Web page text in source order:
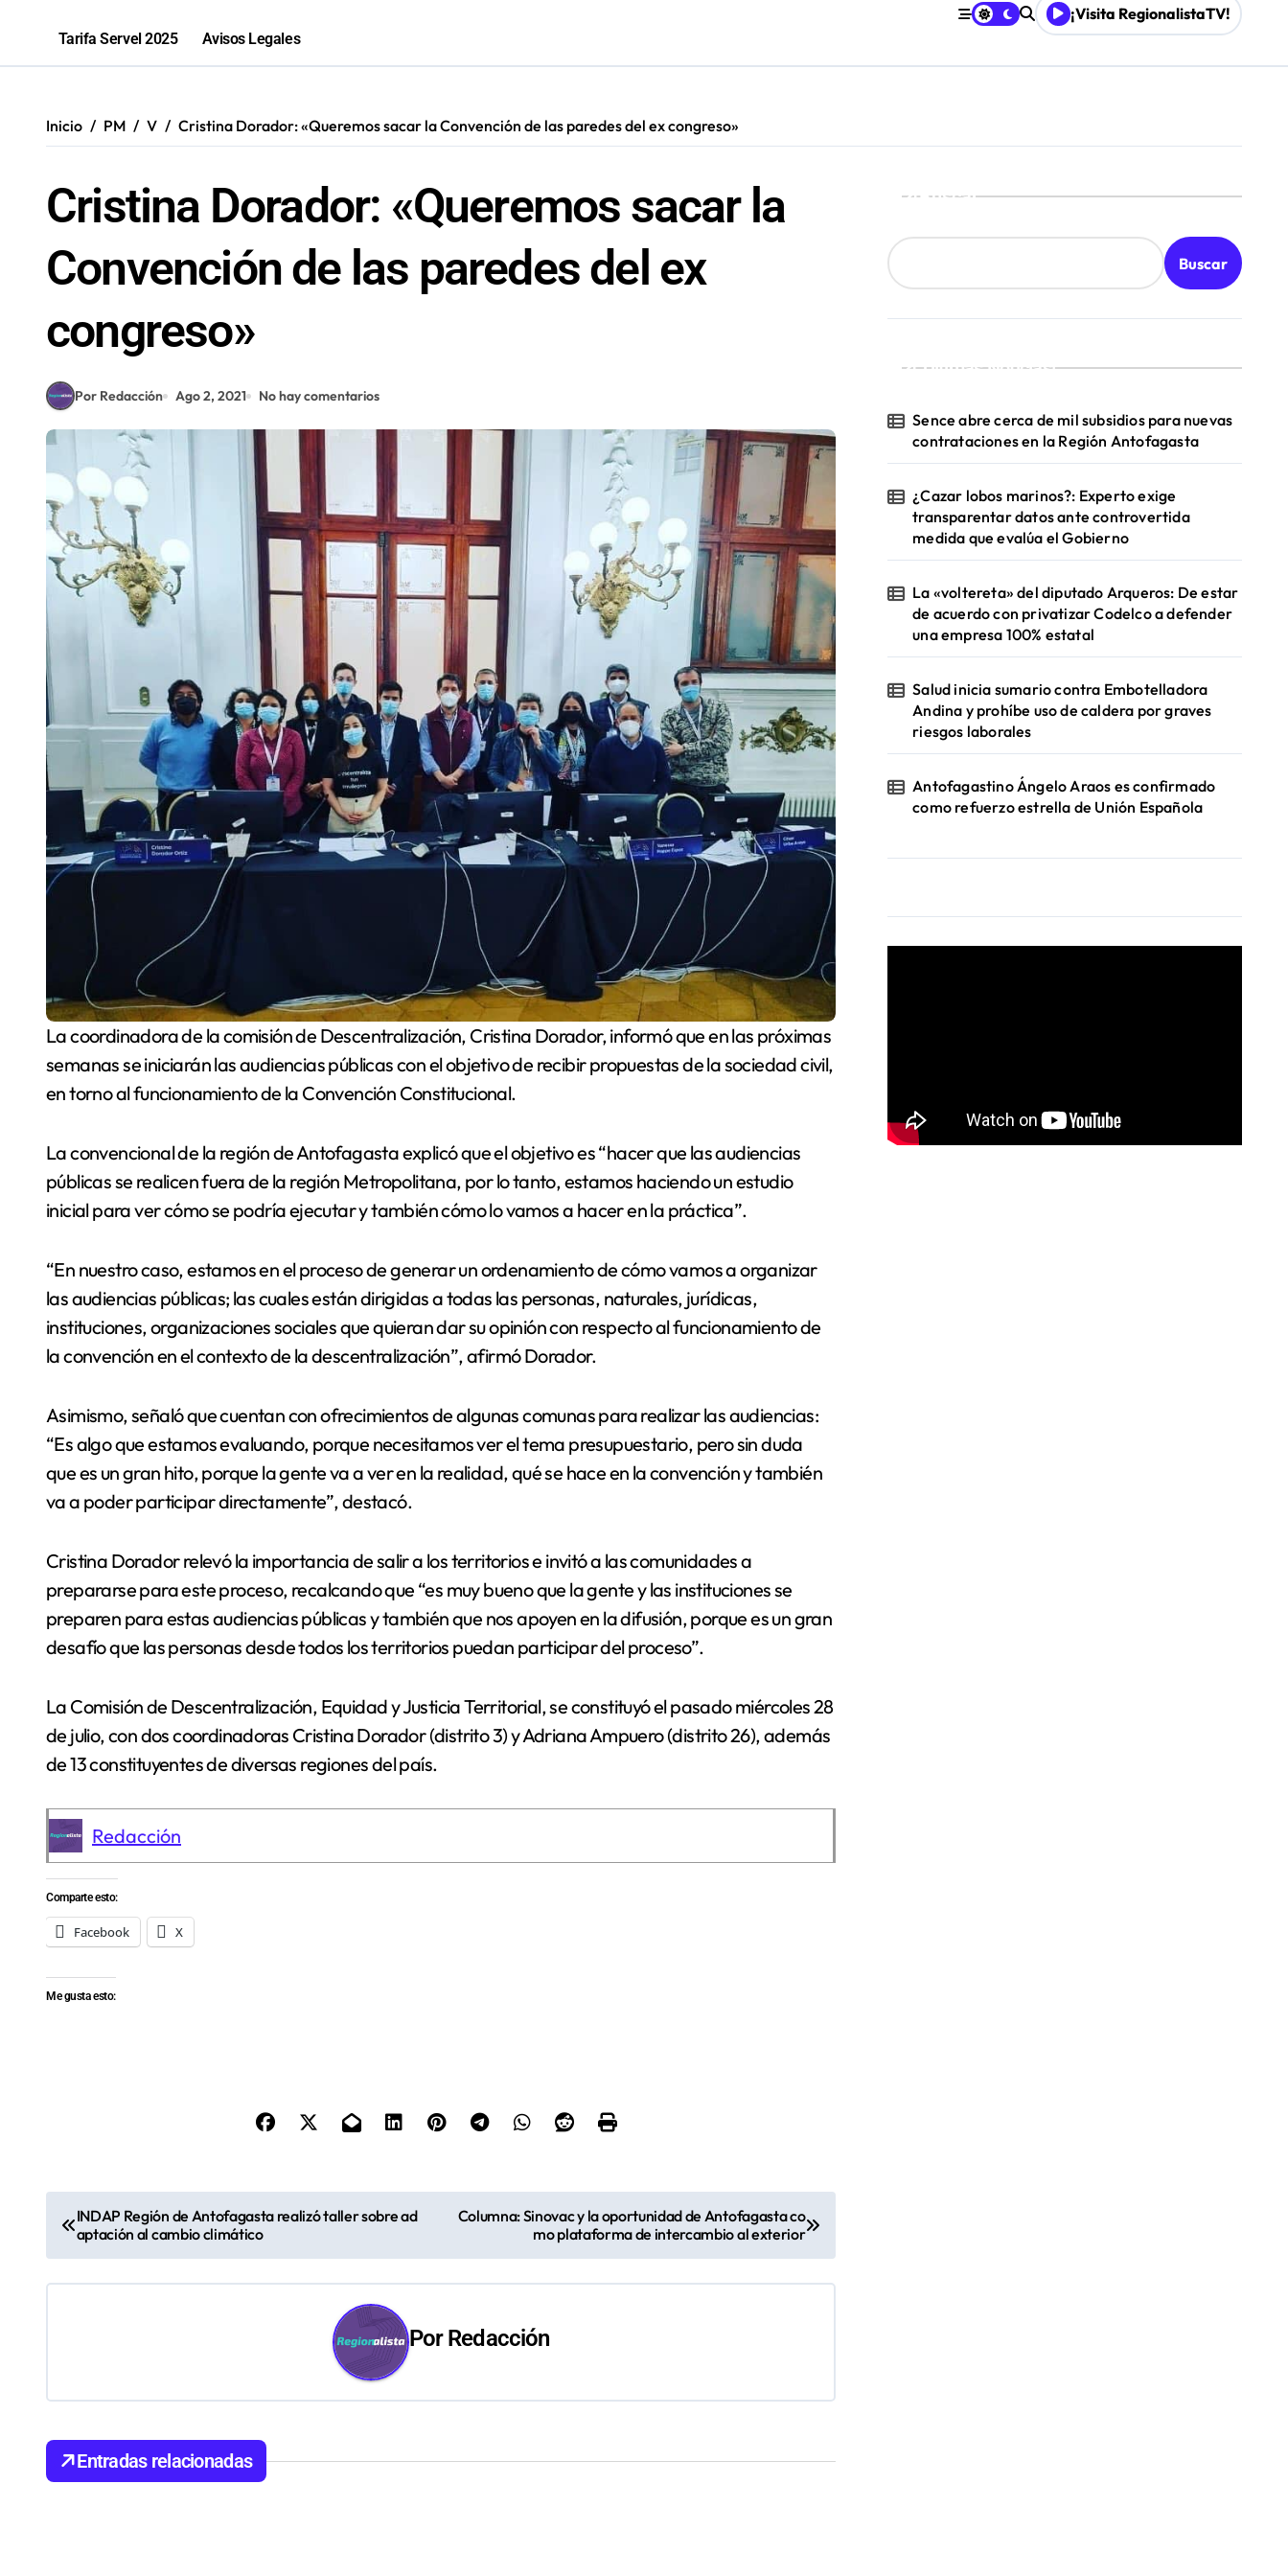
Tarifa Servel 2025 Avisos Legales
¡Visita RegionalistaTV!
Inicio PM V Cristina Dorador: «Queremos sacar la Convención de las paredes del ex congreso»
Cristina Dorador: «Queremos sacar la
Convención de las paredes del ex
congreso»
Por Redacción Ago 2, 2021 No hay comentarios
La coordinadora de la comisión de Descentralización, Cristina Dorador, informó que en las próximas
semanas se iniciarán las audiencias públicas con el objetivo de recibir propuestas de la sociedad civil,
en torno al funcionamiento de la Convención Constitucional.
La convencional de la región de Antofagasta explicó que el objetivo es “hacer que las audiencias
públicas se realicen fuera de la región Metropolitana, por lo tanto, estamos haciendo un estudio
inicial para ver cómo se podría ejecutar y también cómo lo vamos a hacer en la práctica”.
“En nuestro caso, estamos en el proceso de generar un ordenamiento de cómo vamos a organizar
las audiencias públicas; las cuales están dirigidas a todas las personas, naturales, jurídicas,
instituciones, organizaciones sociales que quieran dar su opinión con respecto al funcionamiento de
la convención en el contexto de la descentralización”, afirmó Dorador.
Asimismo, señaló que cuentan con ofrecimientos de algunas comunas para realizar las audiencias:
“Es algo que estamos evaluando, porque necesitamos ver el tema presupuestario, pero sin duda
que es un gran hito, porque la gente va a ver en la realidad, qué se hace en la convención y también
va a poder participar directamente”, destacó.
Cristina Dorador relevó la importancia de salir a los territorios e invitó a las comunidades a
prepararse para este proceso, recalcando que “es muy bueno que la gente y las instituciones se
preparen para estas audiencias públicas y también que nos apoyen en la difusión, porque es un gran
desafío que las personas desde todos los territorios puedan participar del proceso”.
La Comisión de Descentralización, Equidad y Justicia Territorial, se constituyó el pasado miércoles 28
de julio, con dos coordinadoras Cristina Dorador (distrito 3) y Adriana Ampuero (distrito 26), además
de 13 constituyentes de diversas regiones del país.
Redacción
Comparte esto:
Facebook X
Me gusta esto:
a
v
a
c
i
INDAP Región de Antofagasta realizó taller sobre ad
aptación al cambio climático
Columna: Sinovac y la oportunidad de Antofagasta co
mo plataforma de intercambio al exterior
PorRedacción
Entradas relacionadas
Buscar
Buscar
¡Ultimas Noticias!
Sence abre cerca de mil subsidios para nuevas
contrataciones en la Región Antofagasta
¿Cazar lobos marinos?: Experto exige
transparentar datos ante controvertida
medida que evalúa el Gobierno
La «voltereta» del diputado Arqueros: De estar
de acuerdo con privatizar Codelco a defender
una empresa 100% estatal
Salud inicia sumario contra Embotelladora
Andina y prohíbe uso de caldera por graves
riesgos laborales
Antofagastino Ángelo Araos es confirmado
como refuerzo estrella de Unión Española